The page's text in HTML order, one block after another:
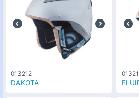
013212
DAKOTA